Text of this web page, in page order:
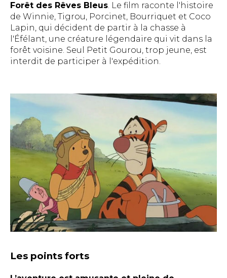
Forêt des Rêves Bleus. Le film raconte l'histoire
de Winnie, Tigrou, Porcinet, Bourriquet et Coco
Lapin, qui décident de partir à la chasse à
l'Éfélant, une créature légendaire qui vit dans la
forêt voisine. Seul Petit Gourou, trop jeune, est
interdit de participer à l'expédition.
Les points forts